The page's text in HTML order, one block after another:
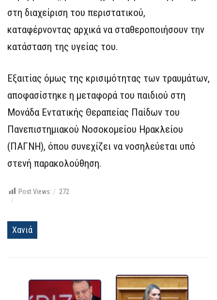
στη διαχείριση του περιστατικού,
καταφέρνοντας αρχικά να σταθεροποιήσουν την
κατάσταση της υγείας του.
Εξαιτίας όμως της κρισιμότητας των τραυμάτων,
αποφασίστηκε η μεταφορά του παιδιού στη
Μονάδα Εντατικής Θεραπείας Παίδων του
Πανεπιστημιακού Νοσοκομείου Ηρακλείου
(ΠΑΓΝΗ), όπου συνεχίζει να νοσηλεύεται υπό
στενή παρακολούθηση.
Post Views: 272
Χανιά